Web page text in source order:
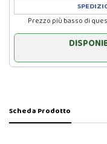
Prezzo più basso di
Scheda Prodotto